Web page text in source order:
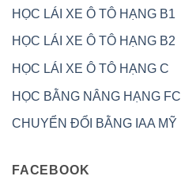
HỌC LÁI XE Ô TÔ HẠNG B1
HỌC LÁI XE Ô TÔ HẠNG B2
HỌC LÁI XE Ô TÔ HẠNG C
HỌC BẰNG NÂNG HẠNG FC
CHUYỂN ĐỔI BẰNG IAA MỸ
FACEBOOK